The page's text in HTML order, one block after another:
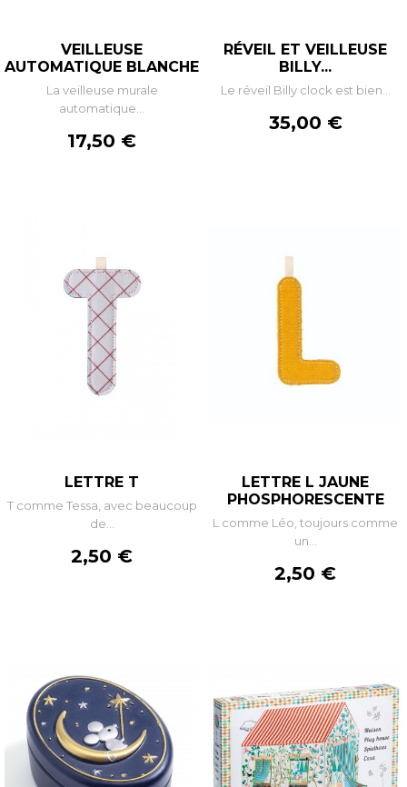
VEILLEUSE
AUTOMATIQUE BLANCHE
La veilleuse murale
automatique...
Prix
17,50 €
RÉVEIL ET VEILLEUSE
BILLY...
Le réveil Billy clock est bien...
Prix
35,00 €
LETTRE T
T comme Tessa, avec beaucoup
de...
Prix
2,50 €
LETTRE L JAUNE
PHOSPHORESCENTE
L comme Léo, toujours comme
un...
Prix
2,50 €